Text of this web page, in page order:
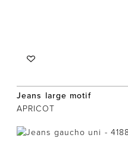
Jeans large motif
APRICOT